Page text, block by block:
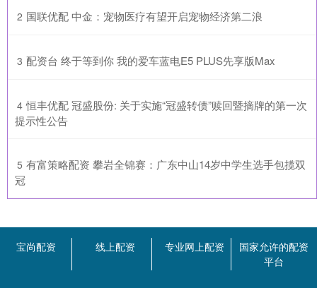
2 ​国联优配 中金：宠物医疗有望开启宠物经济第二浪
3 ​配资台 终于等到你 我的爱车蓝电E5 PLUS先享版Max
4 ​恒丰优配 冠盛股份: 关于实施“冠盛转债”赎回暨摘牌的第一次
提示性公告
5 ​有富策略配资 攀岩全锦赛：广东中山14岁中学生选手包揽双
冠
宝尚配资 线上配资 专业网上配资
国家允许的配资
平台